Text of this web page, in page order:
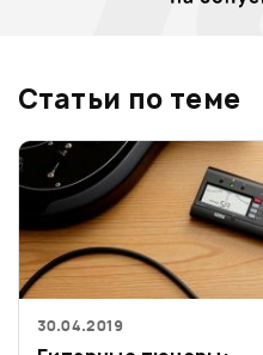
Статьи по теме
30.04.2019